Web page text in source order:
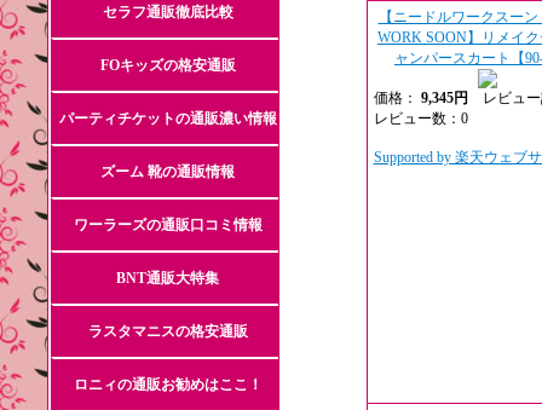
【ニードルワークスーン
WORK SOON】リメイ
ャンパースカート【
価格： 9,345円
レビュー
レビュー数：0
Supported by 楽天ウェブ
セラフ通販徹底比較
FOキッズの格安通販
パーティチケットの通販濃い情報
ズーム 靴の通販情報
ワーラーズの通販口コミ情報
BNT通販大特集
ラスタマニスの格安通販
ロニィの通販お勧めはここ！